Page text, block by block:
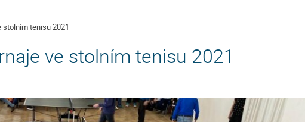
stolním tenisu 2021
ve stolním tenisu 2021